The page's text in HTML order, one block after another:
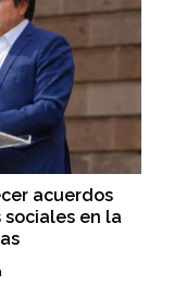
acuerdos
en la